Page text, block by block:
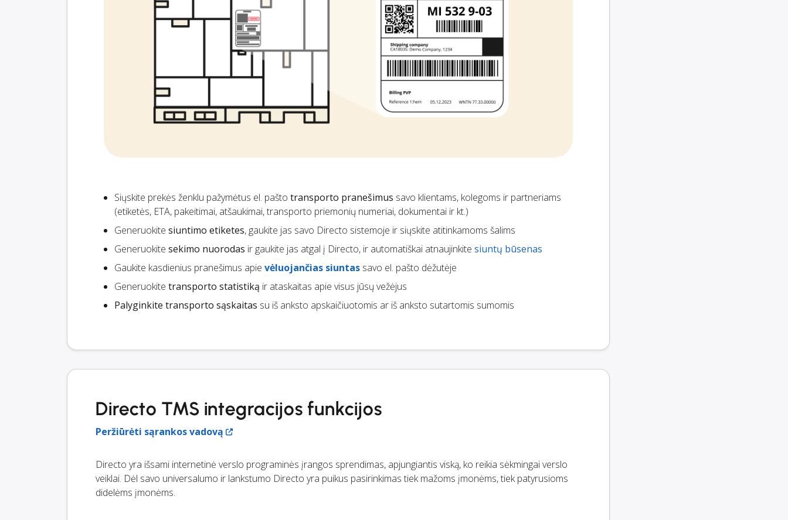
Siųskite prekės ženklu pažymėtus el. pašto transporto pranešimus savo klientams, kolegoms ir partneriams
(etiketės, ETA, pakeitimai, atšaukimai, transporto priemonių numeriai, dokumentai ir kt.)
Generuokite siuntimo etiketes, gaukite jas savo Directo sistemoje ir siųskite atitinkamoms šalims
Generuokite sekimo nuorodas ir gaukite jas atgal į Directo, ir automatiškai atnaujinkite siuntų būsenas
Gaukite kasdienius pranešimus apie vėluojančias siuntas savo el. pašto dėžutėje
Generuokite transporto statistiką ir ataskaitas apie visus jūsų vežėjus
Palyginkite transporto sąskaitas su iš anksto apskaičiuotomis ar iš anksto sutartomis sumomis
Directo TMS integracijos funkcijos
Peržiūrėti sąrankos vadovą
Directo yra išsami internetinė verslo programinės įrangos sprendimas, apjungiantis viską, ko reikia sėkmingai verslo
veiklai. Dėl savo universalumo ir lankstumo Directo yra puikus pasirinkimas tiek mažoms įmonėms, tiek patyrusioms
didelėms įmonėms.